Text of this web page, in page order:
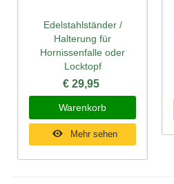
Edelstahlständer /
Halterung für
Hornissenfalle oder
Locktopf
€ 29,95
Warenkorb
Mehr sehen